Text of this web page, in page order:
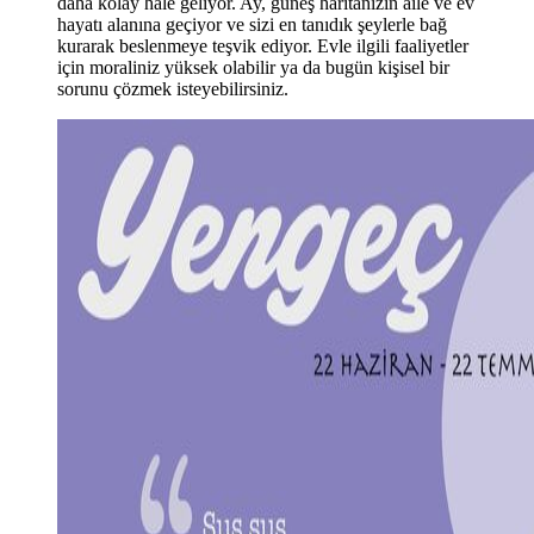
hayatı alanına geçiyor ve sizi en tanıdık şeylerle bağ
kurarak beslenmeye teşvik ediyor. Evle ilgili faaliyetler
için moraliniz yüksek olabilir ya da bugün kişisel bir
sorunu çözmek isteyebilirsiniz.